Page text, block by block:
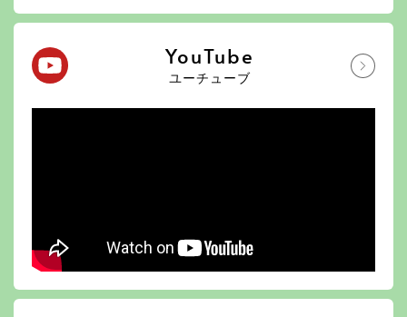
YouTube
ユーチューブ